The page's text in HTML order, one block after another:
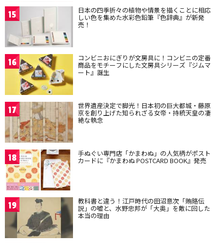
15 日本の四季折々の植物や情景を描くことに相応
しい色を集めた水彩色鉛筆『色辞典』が新発
売！
16 コンビニおにぎりが文房具に！コンビニの定番
商品をモチーフにした文房具シリーズ『ジムマ
ート』誕生
17 世界遺産決定で脚光！日本初の巨大都城・藤原
京を創り上げた知られざる女帝・持統天皇の凄
絶な執念
18 手ぬぐい専門店「かまわぬ」の人気柄がポスト
カードに『かまわぬ POSTCARD BOOK』発売
19 教科書と違う！江戸時代の田沼意次「賄賂伝
説」の嘘と、水野忠邦が「大奥」を敵に回した
本当の理由